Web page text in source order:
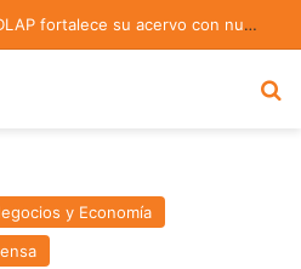
La Colección de Arte UDLAP fortalece su acervo con nuevas obras de artistas emergentes y consolidados
y Economía